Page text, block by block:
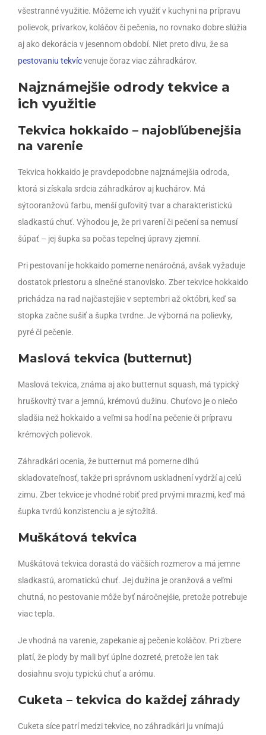
všestranné využitie. Môžeme ich využiť v kuchyni na prípravu
polievok, prívarkov, koláčov či pečenia, no rovnako dobre slúžia
aj ako dekorácia v jesennom období. Niet preto divu, že sa
pestovaniu tekvícvenuje čoraz viac záhradkárov.
Najznámejšie odrody tekvice a
ich využitie
Tekvica hokkaido – najobľúbenejšia
na varenie
Tekvica hokkaido je pravdepodobne najznámejšia odroda,
ktorá si získala srdcia záhradkárov aj kuchárov. Má
sýtooranžovú farbu, menší guľovitý tvar a charakteristickú
sladkastú chuť. Výhodou je, že pri varení či pečení sa nemusí
šúpať – jej šupka sa počas tepelnej úpravy zjemní.
Pri pestovaní je hokkaido pomerne nenáročná, avšak vyžaduje
dostatok priestoru a slnečné stanovisko. Zber tekvice hokkaido
prichádza na rad najčastejšie v septembri až októbri, keď sa
stopka začne sušiť a šupka tvrdne. Je výborná na polievky,
pyré či pečenie.
Maslová tekvica (butternut)
Maslová tekvica, známa aj ako butternut squash, má typický
hruškovitý tvar a jemnú, krémovú dužinu. Chuťovo je o niečo
sladšia než hokkaido a veľmi sa hodí na pečenie či prípravu
krémových polievok.
Záhradkári ocenia, že butternut má pomerne dlhú
skladovateľnosť, takže pri správnom uskladnení vydrží aj celú
zimu. Zber tekvice je vhodné robiť pred prvými mrazmi, keď má
šupka tvrdú konzistenciu a je sýtožltá.
Muškátová tekvica
Muškátová tekvica dorastá do väčších rozmerov a má jemne
sladkastú, aromatickú chuť. Jej dužina je oranžová a veľmi
chutná, no pestovanie môže byť náročnejšie, pretože potrebuje
viac tepla.
Je vhodná na varenie, zapekanie aj pečenie koláčov. Pri zbere
platí, že plody by mali byť úplne dozreté, pretože len tak
dosiahnu svoju typickú chuť a arómu.
Cuketa – tekvica do každej záhrady
Cuketa síce patrí medzi tekvice, no záhradkári ju vnímajú